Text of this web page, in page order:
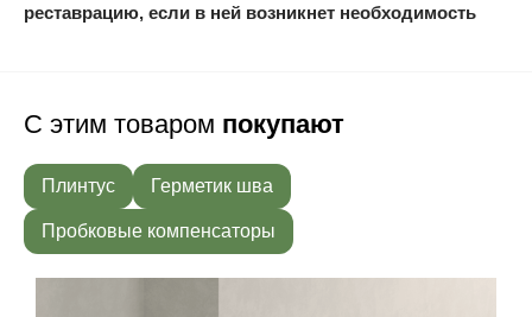
реставрацию, если в ней возникнет необходимость
С этим товаром покупают
Плинтус Герметик шва
Пробковые компенсаторы